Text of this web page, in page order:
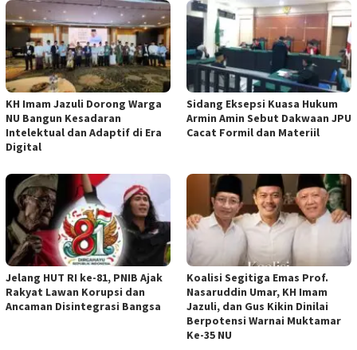
KH Imam Jazuli Dorong Warga
NU Bangun Kesadaran
Intelektual dan Adaptif di Era
Digital
‎Sidang Eksepsi Kuasa Hukum
Armin Amin Sebut Dakwaan JPU
Cacat Formil dan Materiil
Jelang HUT RI ke-81, PNIB Ajak
Rakyat Lawan Korupsi dan
Ancaman Disintegrasi Bangsa
Koalisi Segitiga Emas Prof.
Nasaruddin Umar, KH Imam
Jazuli, dan Gus Kikin Dinilai
Berpotensi Warnai Muktamar
Ke-35 NU